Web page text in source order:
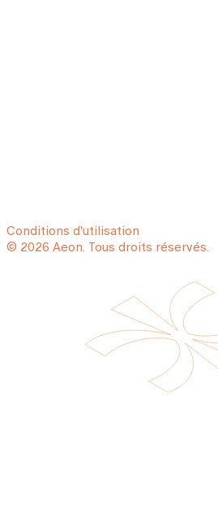
Conditions d'utilisation
© 2026 Aeon. Tous droits réservés.